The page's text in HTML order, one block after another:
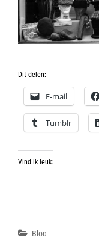
Dit delen:
E-mail
Tumblr
Vind ik leuk:
Categories
Blog